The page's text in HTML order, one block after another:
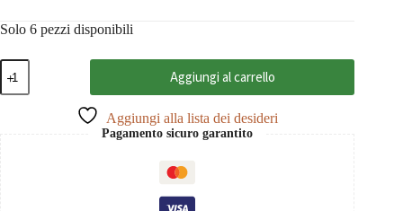
Solo 6 pezzi disponibili
Kalterersee
Classico
Superiore
Aggiungi al carrello
Aggiungi alla lista dei desideri
Pagamento sicuro garantito